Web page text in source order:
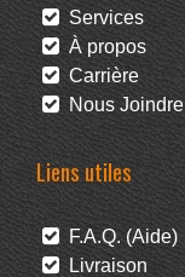
Services
À propos
Carrière
Nous Joindre
Liens utiles
F.A.Q. (Aide)
Livraison